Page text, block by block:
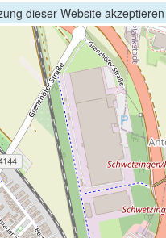
dieser Website